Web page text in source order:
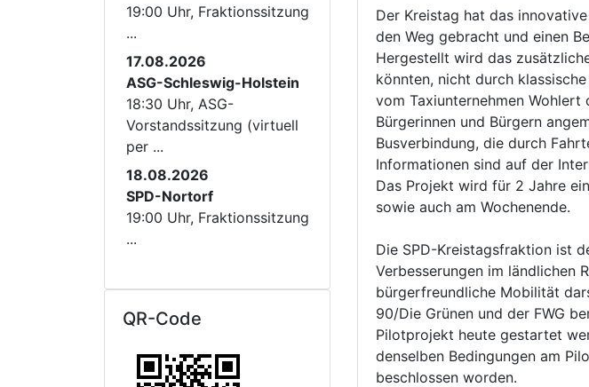
19:00 Uhr, Fraktionssitzung
...
17.08.2026
ASG-Schleswig-Holstein
18:30 Uhr, ASG-
Vorstandssitzung (virtuell
per ...
18.08.2026
SPD-Nortorf
19:00 Uhr, Fraktionssitzung
...
QR-Code
Der Kreistag hat das
den Weg gebracht und einen
Hergestellt wird das
könnten, nicht durch
vom Taxiunternehmen
Bürgerinnen und Bürgern
Busverbindung, die durch
Informationen sind auf der
Das Projekt wird für 2 Jahre
sowie auch am Wochenende.
Die SPD-Kreistagsfraktion ist
Verbesserungen im ländlichen
bürgerfreundliche Mobilität
90/Die Grünen und der FWG
Pilotprojekt heute gestartet
denselben Bedingungen am
beschlossen worden.